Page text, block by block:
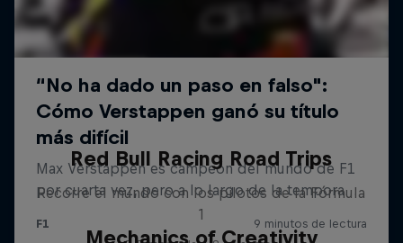
Red Bull Racing Road Trips
Recorre el mundo con los pilotos de la Fórmula
1
Mechanics of Creativity